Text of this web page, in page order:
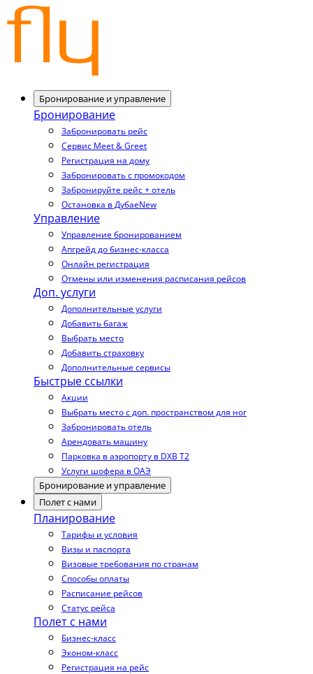
Бронирование и управление
Бронирование
Забронировать рейс
Сервис Meet & Greet
Регистрация на дому
Забронировать с промокодом
Забронируйте рейс + отель
Остановка в ДубаеNew
Управление
Управление бронированием
Апгрейд до бизнес-класса
Онлайн регистрация
Отмены или изменения расписания рейсов
Доп. услуги
Дополнительные услуги
Добавить багаж
Выбрать место
Добавить страховку
Дополнительные сервисы
Быстрые ссылки
Акции
Выбрать место с доп. пространством для ног
Забронировать отель
Арендовать машину
Парковка в аэропорту в DXB T2
Услуги шофера в ОАЭ
Бронирование и управление
Полет с нами
Планирование
Тарифы и условия
Визы и паспорта
Визовые требования по странам
Способы оплаты
Расписание рейсов
Статус рейса
Полет с нами
Бизнес-класс
Эконом-класс
Регистрация на рейс